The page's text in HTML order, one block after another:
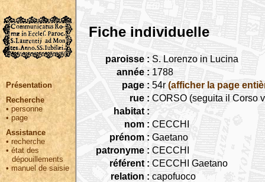
Présentation
Recherche
• personne
•page
Assistance
• recherche
•état des
dépouillements
•manuel de saisie
Fiche individuelle
paroisse : S. Lorenzo in Lucina
année : 1788
page : 54r (afficher la page
rue : CORSO (seguita il Corso
habitat :
nom : CECCHI
prénom : Gaetano
patronyme : CECCHI
référent : CECCHI Gaetano
relation : capofuoco